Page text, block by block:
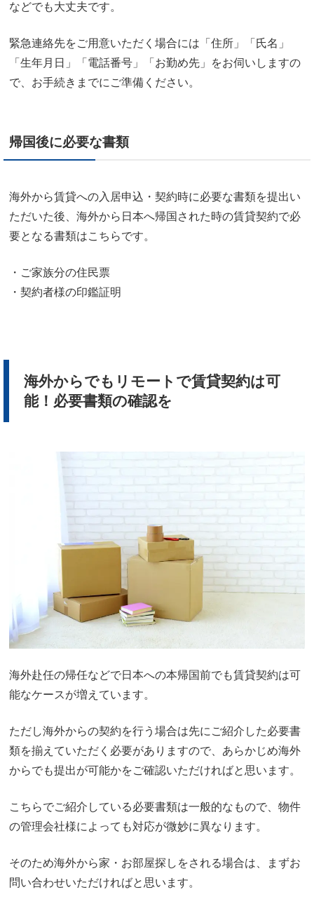
などでも大丈夫です。
緊急連絡先をご用意いただく場合には「住所」「氏名」
「生年月日」「電話番号」「お勤め先」をお伺いしますの
で、お手続きまでにご準備ください。
帰国後に必要な書類
海外から賃貸への入居申込・契約時に必要な書類を提出い
ただいた後、海外から日本へ帰国された時の賃貸契約で必
要となる書類はこちらです。
・ご家族分の住民票
・契約者様の印鑑証明
海外からでもリモートで賃貸契約は可
能！必要書類の確認を
海外赴任の帰任などで日本への本帰国前でも賃貸契約は可
能なケースが増えています。
ただし海外からの契約を行う場合は先にご紹介した必要書
類を揃えていただく必要がありますので、あらかじめ海外
からでも提出が可能かをご確認いただければと思います。
こちらでご紹介している必要書類は一般的なもので、物件
の管理会社様によっても対応が微妙に異なります。
そのため海外から家・お部屋探しをされる場合は、まずお
問い合わせいただければと思います。